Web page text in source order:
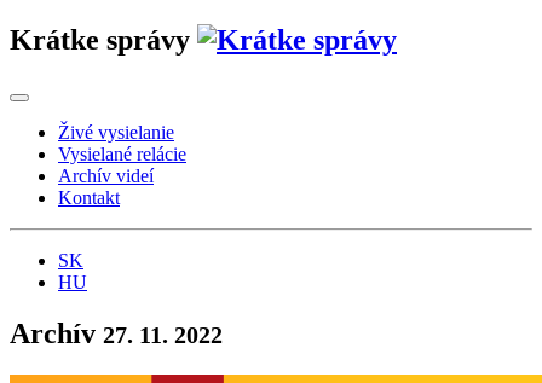
Krátke správy
Živé vysielanie
Vysielané relácie
Archív videí
Kontakt
SK
HU
Archív 27. 11. 2022